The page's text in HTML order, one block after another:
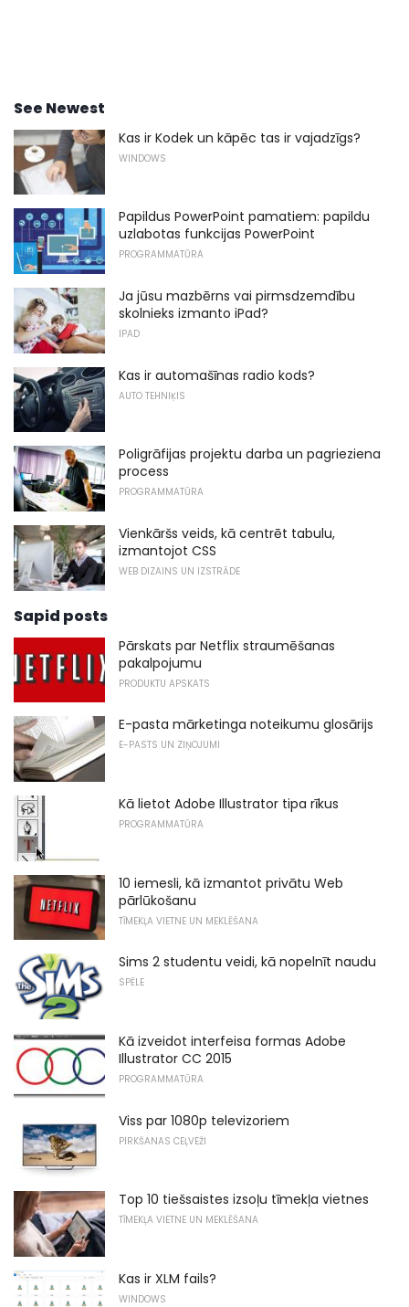
See Newest
Kas ir Kodek un kāpēc tas ir vajadzīgs?
WINDOWS
Papildus PowerPoint pamatiem: papildu
uzlabotas funkcijas PowerPoint
PROGRAMMATŪRA
Ja jūsu mazbērns vai pirmsdzemdību
skolnieks izmanto iPad?
IPAD
Kas ir automašīnas radio kods?
AUTO TEHNIĶIS
Poligrāfijas projektu darba un pagrieziena
process
PROGRAMMATŪRA
Vienkāršs veids, kā centrēt tabulu,
izmantojot CSS
WEB DIZAINS UN IZSTRĀDE
Sapid posts
Pārskats par Netflix straumēšanas
pakalpojumu
PRODUKTU APSKATS
E-pasta mārketinga noteikumu glosārijs
E-PASTS UN ZIŅOJUMI
Kā lietot Adobe Illustrator tipa rīkus
PROGRAMMATŪRA
10 iemesli, kā izmantot privātu Web
pārlūkošanu
TĪMEKĻA VIETNE UN MEKLĒŠANA
Sims 2 studentu veidi, kā nopelnīt naudu
SPĒLE
Kā izveidot interfeisa formas Adobe
Illustrator CC 2015
PROGRAMMATŪRA
Viss par 1080p televizoriem
PIRKŠANAS CEĻVEŽI
Top 10 tiešsaistes izsoļu tīmekļa vietnes
TĪMEKĻA VIETNE UN MEKLĒŠANA
Kas ir XLM fails?
WINDOWS